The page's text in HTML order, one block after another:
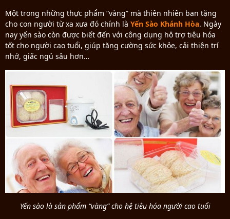
Một trong những thực phẩm “vàng” mà thiên nhiên ban tặng
cho con người từ xa xưa đó chính là Yến Sào Khánh Hòa. Ngày
nay yến sào còn được biết đến với công dụng hỗ trợ tiêu hóa
tốt cho người cao tuổi, giúp tăng cường sức khỏe, cải thiện trí
nhớ, giấc ngủ sâu hơn…
Yến sào là sản phẩm “vàng” cho hệ tiêu hóa người cao tuổi